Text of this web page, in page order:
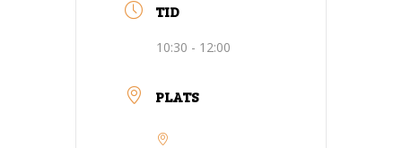
TID
10:30 - 12:00
PLATS